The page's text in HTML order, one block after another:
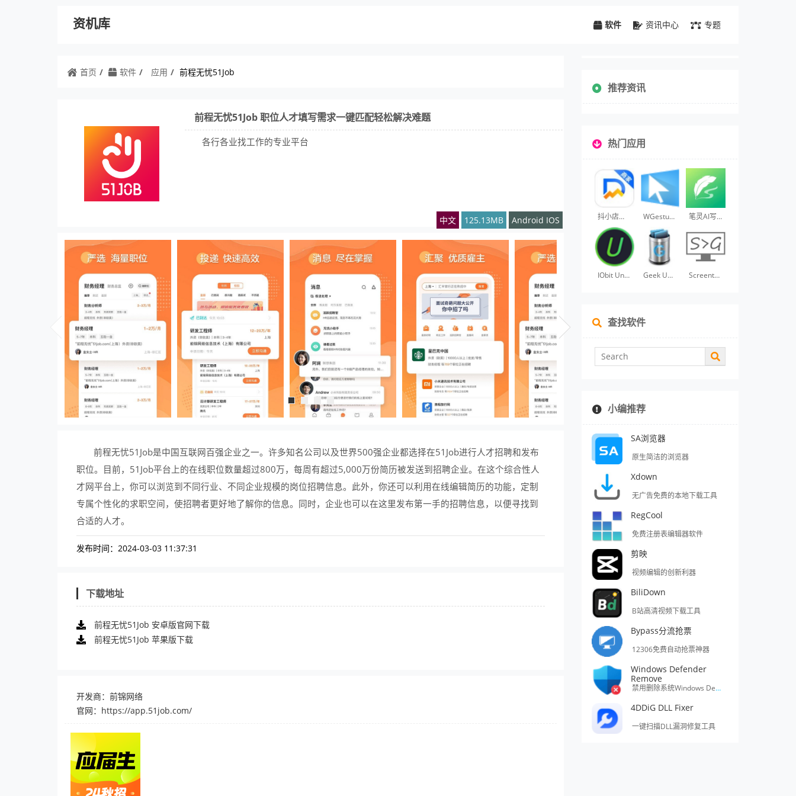
资机库 软件 资讯中心 专题
首页 软件 应用 前程无忧51Job
前程无忧51Job 职位人才填写需求一键匹配轻松解决难题
各行各业找工作的专业平台
中文 125.13MB Android IOS
前程无忧51Job是中国互联网百强企业之一。许多知名公司以及世界500强企业都选择在51Job进行人才招聘和发布
职位。目前，51Job平台上的在线职位数量超过800万，每周有超过5,000万份简历被发送到招聘企业。在这个综合性人
才网平台上，你可以浏览到不同行业、不同企业规模的岗位招聘信息。此外，你还可以利用在线编辑简历的功能，定制
专属个性化的求职空间，使招聘者更好地了解你的信息。同时，企业也可以在这里发布第一手的招聘信息，以便寻找到
合适的人才。
发布时间：2024-03-03 11:37:31
下载地址
前程无忧51Job 安卓版官网下载
前程无忧51Job 苹果版下载
开发商：前锦网络
官网： https://app.51job.com/
推荐资讯
热门应用
抖小店商家版 WGestures 笔灵AI写作
IObit Uninstaller Geek Uninstaller Screentogif
查找软件
小编推荐
SA浏览器
原生简洁的浏览器
Xdown
无广告免费的本地下载工具
RegCool
免费注册表编辑器软件
剪映
视频编辑的创新利器
BiliDown
B站高清视频下载工具
Bypass分流抢票
12306免费自动抢票神器
Windows Defender
Remove
禁用删除系统Windows Defender的工具
4DDiG DLL Fixer
一键扫描DLL漏洞修复工具